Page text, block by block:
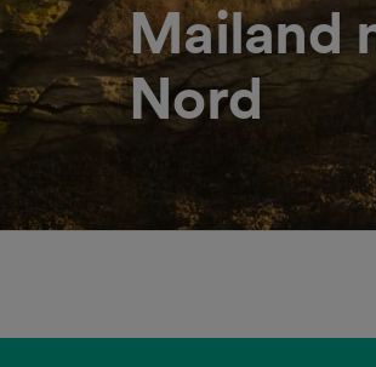
Mailand
Nord